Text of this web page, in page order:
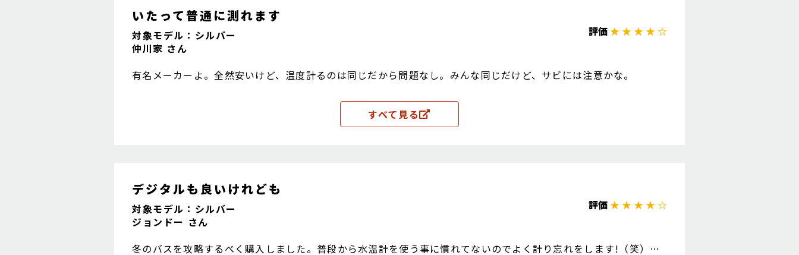
いたって普通に測れます
対象モデル：シルバー
仲川家 さん
評価★ ★ ★ ★ ☆
有名メーカーよ。全然安いけど、温度計るのは同じだから問題なし。みんな同じだけど、サビには注意かな。
すべて見る
デジタルも良いけれども
対象モデル：シルバー
ジョンドー さん
評価★ ★ ★ ★ ☆
冬のバスを攻略するべく購入しました。普段から水温計を使う事に慣れてないのでよく計り忘れをします!（笑）む